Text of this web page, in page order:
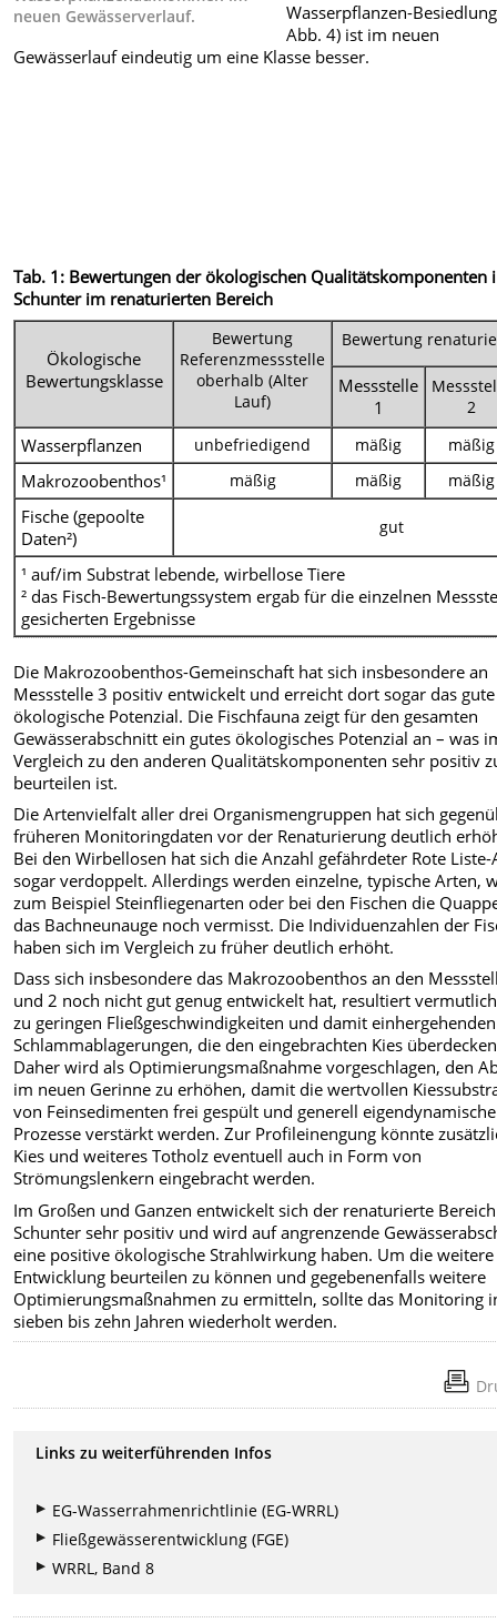
neuen Gewässerverlauf.
Wasserpflanzen-
Abb. 4) ist im neuen
Gewässerlauf eindeutig um eine Klasse besser.
Tab. 1: Bewertungen der ökologischen Qualitätskomponenten
Schunter im renaturierten Bereich
Ökologische
Bewertungsklasse
Bewertung
Referenzmessstelle
oberhalb (Alter
Lauf)
Bewertung
Messstelle
1
2
Wasserpflanzen unbefriedigend mäßig mäßig
Makrozoobenthos¹ mäßig mäßig mäßig
Fische (gepoolte
Daten²)
gut
¹ auf/im Substrat lebende, wirbellose Tiere
² das Fisch-Bewertungssystem ergab für die einzelnen
gesicherten Ergebnisse
Die Makrozoobenthos-Gemeinschaft hat sich insbesondere an
Messstelle 3 positiv entwickelt und erreicht dort sogar das gute
ökologische Potenzial. Die Fischfauna zeigt für den gesamten
Gewässerabschnitt ein gutes ökologisches Potenzial an – was
Vergleich zu den anderen Qualitätskomponenten sehr positiv
beurteilen ist.
Die Artenvielfalt aller drei Organismengruppen hat sich
früheren Monitoringdaten vor der Renaturierung deutlich
Bei den Wirbellosen hat sich die Anzahl gefährdeter Rote
sogar verdoppelt. Allerdings werden einzelne, typische Arten,
zum Beispiel Steinfliegenarten oder bei den Fischen die
das Bachneunauge noch vermisst. Die Individuenzahlen der
haben sich im Vergleich zu früher deutlich erhöht.
Dass sich insbesondere das Makrozoobenthos an den
und 2 noch nicht gut genug entwickelt hat, resultiert
zu geringen Fließgeschwindigkeiten und damit einhergehenden
Schlammablagerungen, die den eingebrachten Kies
Daher wird als Optimierungsmaßnahme vorgeschlagen, den
im neuen Gerinne zu erhöhen, damit die wertvollen
von Feinsedimenten frei gespült und generell eigendynamische
Prozesse verstärkt werden. Zur Profileinengung könnte
Kies und weiteres Totholz eventuell auch in Form von
Strömungslenkern eingebracht werden.
Im Großen und Ganzen entwickelt sich der renaturierte
Schunter sehr positiv und wird auf angrenzende
eine positive ökologische Strahlwirkung haben. Um die weitere
Entwicklung beurteilen zu können und gegebenenfalls weitere
Optimierungsmaßnahmen zu ermitteln, sollte das Monitoring
sieben bis zehn Jahren wiederholt werden.
Links zu weiterführenden Infos
EG-Wasserrahmenrichtlinie (EG-WRRL)
Fließgewässerentwicklung (FGE)
WRRL, Band 8